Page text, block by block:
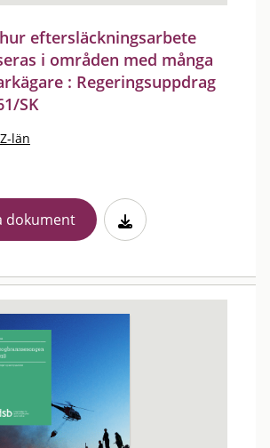
eftersläckningsarbete
i områden med många
: Regeringsuppdrag
SK
län
dokument